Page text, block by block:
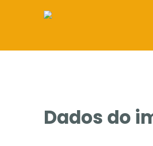
Dados do